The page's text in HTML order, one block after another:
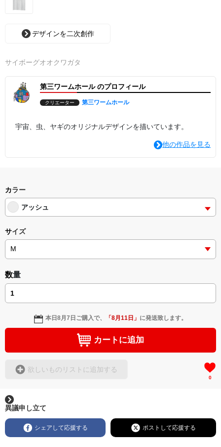
デザインを二次創作
サイボーグオオクワガタ
第三ワームホール のプロフィール
クリエーター 第三ワームホール
宇宙、虫、ヤギのオリジナルデザインを描いています。
他の作品を見る
カラー
アッシュ
サイズ
数量
本日8月7日 ご購入で、 「8月11日 」 に発送致します。
カートに追加
欲しいものリストに追加する
0
異議申し立て
シェアして応援する ポストして応援する